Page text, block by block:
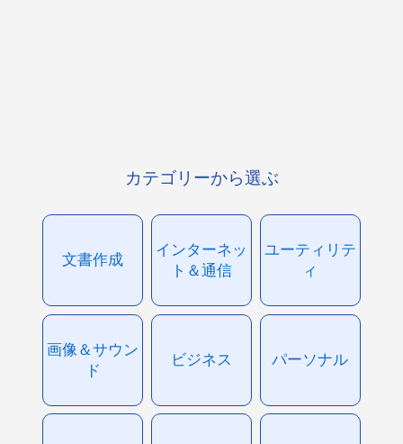
カテゴリーから選ぶ
文書作成
インターネッ
ト＆通信
ユーティリテ
ィ
画像＆サウン
ド
ビジネス パーソナル